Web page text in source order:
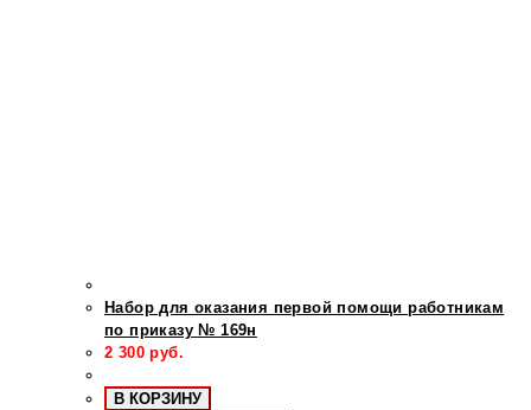
Набор для оказания первой помощи работникам
по приказу № 169н
2 300 руб.
В КОРЗИНУ